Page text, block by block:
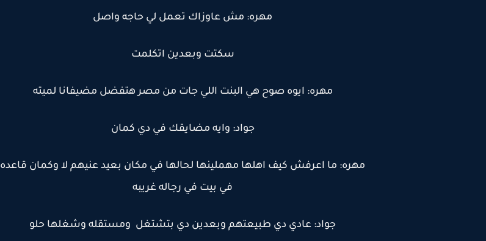
مهره: مش عاوزاك تعمل لي حاجه واصل
سكتت وبعدين اتكلمت
مهره: ايوه صوح هي البنت اللي جات من مصر هتفضل مضيفانا لميته
جواد: وايه مضايقك في دي كمان
مهره: ما اعرفش كيف اهلها مهملينها لحالها في مكان بعيد عنيهم لا وكمان قاعده
في بيت في رجاله غريبه
جواد: عادي دي طبيعتهم وبعدين دي بتشتغل ومستقله وشغلها حلو